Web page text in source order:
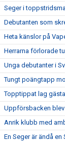
Seger i
Debutanten som
Heta känslor på
Herrarna förlorade
Unga debutanter i
Tungt poängtapp
Topptippat lag
Uppförsbacken
Anrik klubb med
En Seger är ändå en